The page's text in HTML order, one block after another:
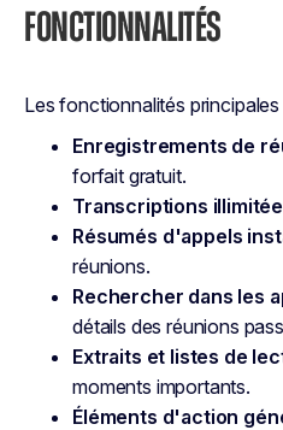
FONCTIONNALITÉS
Les fonctionnalités principales
Enregistrements de
forfait gratuit.
Transcriptions
Résumés d'appels
réunions.
Rechercher dans les
détails des réunions
Extraits et listes de
moments importants.
Éléments d'action